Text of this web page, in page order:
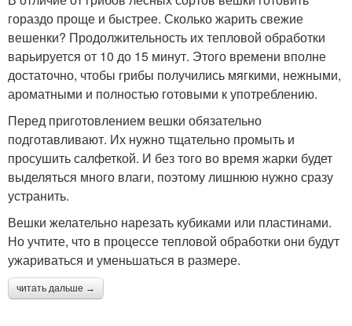
гораздо проще и быстрее. Сколько жарить свежие
вешенки? Продолжительность их тепловой обработки
варьируется от 10 до 15 минут. Этого времени вполне
достаточно, чтобы грибы получились мягкими, нежными,
ароматными и полностью готовыми к употреблению.
Перед приготовлением вешки обязательно
подготавливают. Их нужно тщательно промыть и
просушить салфеткой. И без того во время жарки будет
выделяться много влаги, поэтому лишнюю нужно сразу
устранить.
Вешки желательно нарезать кубиками или пластинами.
Но учтите, что в процессе тепловой обработки они будут
ужариваться и уменьшаться в размере.
читать дальше →